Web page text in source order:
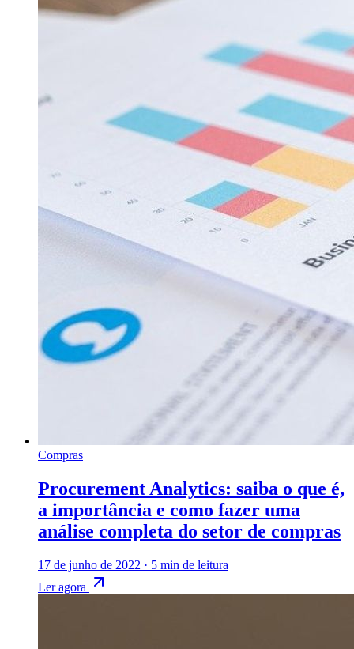
Compras
Procurement Analytics: saiba o que é,
a importância e como fazer uma
análise completa do setor de compras
17 de junho de 2022 · 5 min de leitura
Ler agora